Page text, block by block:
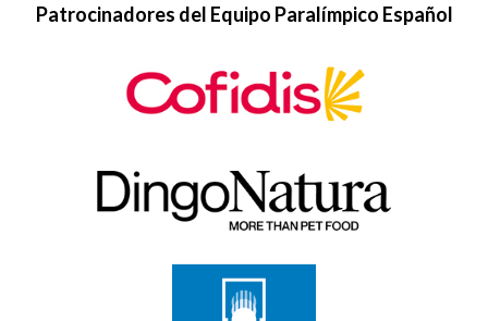
Patrocinadores del Equipo Paralímpico Español